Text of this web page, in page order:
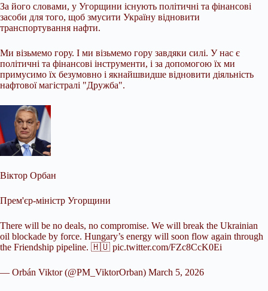
За його словами, у Угорщини існують політичні та фінансові
засоби для того, щоб змусити Україну відновити
транспортування нафти.
Ми візьмемо гору. І ми візьмемо гору завдяки силі. У нас є
політичні та фінансові інструменти, і за допомогою їх ми
примусимо їх безумовно і якнайшвидше відновити діяльність
нафтової магістралі "Дружба".
Віктор Орбан
Прем'єр-міністр Угорщини
There will be no deals, no compromise. We will break the Ukrainian
oil blockade by force. Hungary’s energy will soon flow again through
the Friendship pipeline. 🇭🇺 pic.twitter.com/FZc8CcK0Ei
— Orbán Viktor (@PM_ViktorOrban) March 5, 2026